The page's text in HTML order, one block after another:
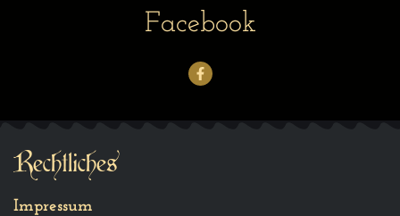
Facebook
Rechtliches
Impressum